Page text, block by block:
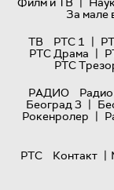
За мале
ТВ
РТС 1 |
РТС Драма |
РТС
РАДИО
Београд 3 |
Рокенролер |
РТС
Контакт |